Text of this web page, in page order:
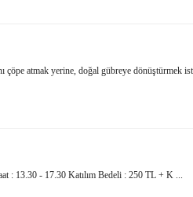
çöpe atmak yerine, doğal gübreye
: 13.30 - 17.30 Katılım Bedeli : 250 TL + K ...